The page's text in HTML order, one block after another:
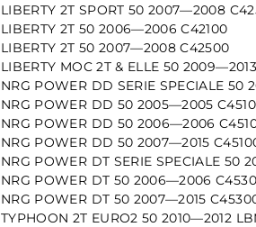
LIBERTY 2T SPORT 50 2007—2008
LIBERTY 2T 50 2006—2006 C42100
LIBERTY 2T 50 2007—2008 C42500
LIBERTY MOC 2T & ELLE 50
NRG POWER DD SERIE SPECIALE 50
NRG POWER DD 50 2005—2005
NRG POWER DD 50 2006—2006
NRG POWER DD 50 2007—2015
NRG POWER DT SERIE SPECIALE 50
NRG POWER DT 50 2006—2006
NRG POWER DT 50 2007—2015
TYPHOON 2T EURO2 50 2010—2012